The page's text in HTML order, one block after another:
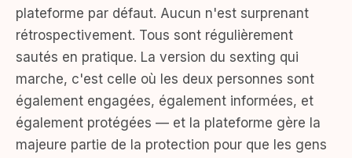
plateforme par défaut. Aucun n'est surprenant
rétrospectivement. Tous sont régulièrement
sautés en pratique. La version du sexting qui
marche, c'est celle où les deux personnes sont
également engagées, également informées, et
également protégées — et la plateforme gère la
majeure partie de la protection pour que les gens